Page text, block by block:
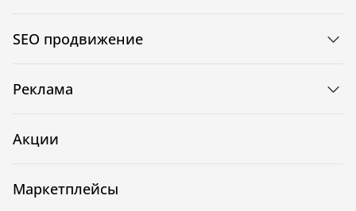
SEO продвижение
Реклама
Акции
Маркетплейсы